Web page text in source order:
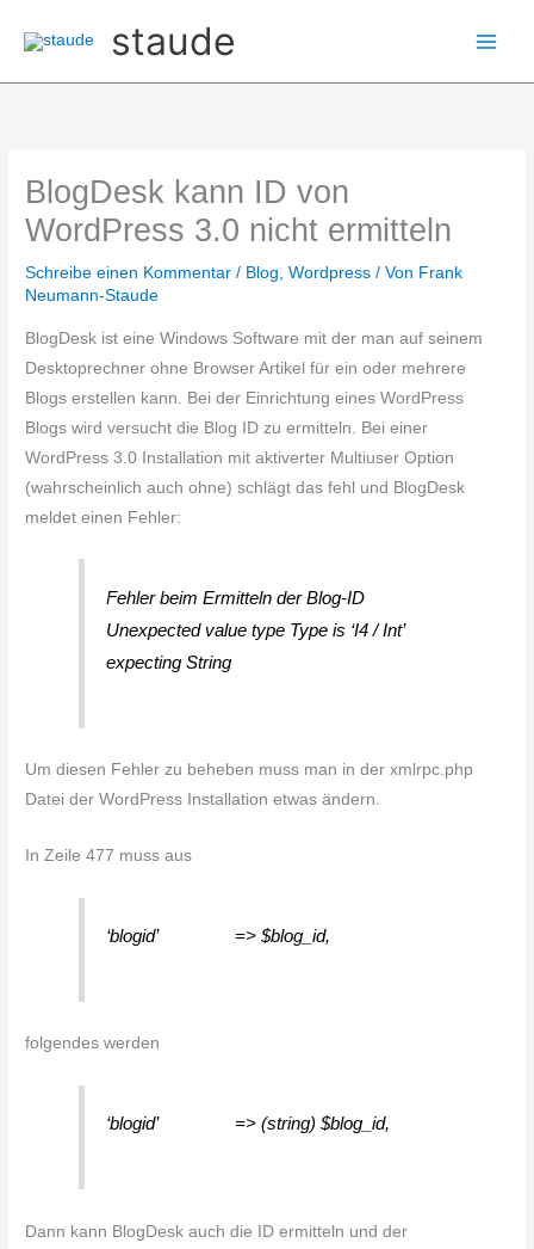
Inhalt
staude
BlogDesk kann ID von
WordPress 3.0 nicht ermitteln
Schreibe einen Kommentar / Blog,Wordpress / Von Frank
Neumann-Staude
BlogDesk ist eine Windows Software mit der man auf seinem
Desktoprechner o hne Browser Artikel für ein oder mehrere
Blogs erstellen kann. Bei der Einrichtung eines WordPress
Blogs wird versucht die Blog ID zu ermitteln. Bei einer
WordPress 3.0 Installation mit aktiverter Multiuser Option
(wahrscheinlich auch ohne) schlägt das fehl und BlogDesk
meldet einen Fehler:
Fehler beim Ermitteln der Blog-ID
Unexpected value type Type is ‘I4 / Int’
expecting String
Um diesen Fehler zu beheben muss man in der xmlrpc.php
Datei der WordPress Installation etwas ändern.
In Zeile 477 muss aus
‘blogid’ => $blog_id,
folgendes werden
‘blogid’ => (string) $blog_id,
Dann kann BlogDesk auch die ID ermitteln und der